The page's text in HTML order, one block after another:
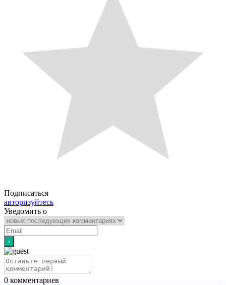
Подписаться
авторизуйтесь
Уведомить о
0 комментариев